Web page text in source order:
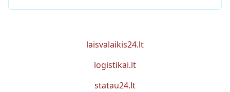
laisvalaikis24.lt
logistikai.lt
statau24.lt